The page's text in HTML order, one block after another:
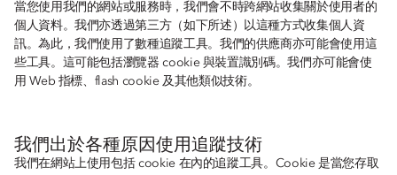
當您使用我們的網站或服務時，我們會不時跨網站收集關於使用者的
個人資料。我們亦透過第三方（如下所述）以這種方式收集個人資
訊。為此，我們使用了數種追蹤工具。我們的供應商亦可能會使用這
些工具。這可能包括瀏覽器 cookie 與裝置識別碼。我們亦可能會使
用 Web 指標、flash cookie 及其他類似技術。
我們出於各種原因使用追蹤技術
我們在網站上使用包括 cookie 在內的追蹤工具。Cookie 是當您存取